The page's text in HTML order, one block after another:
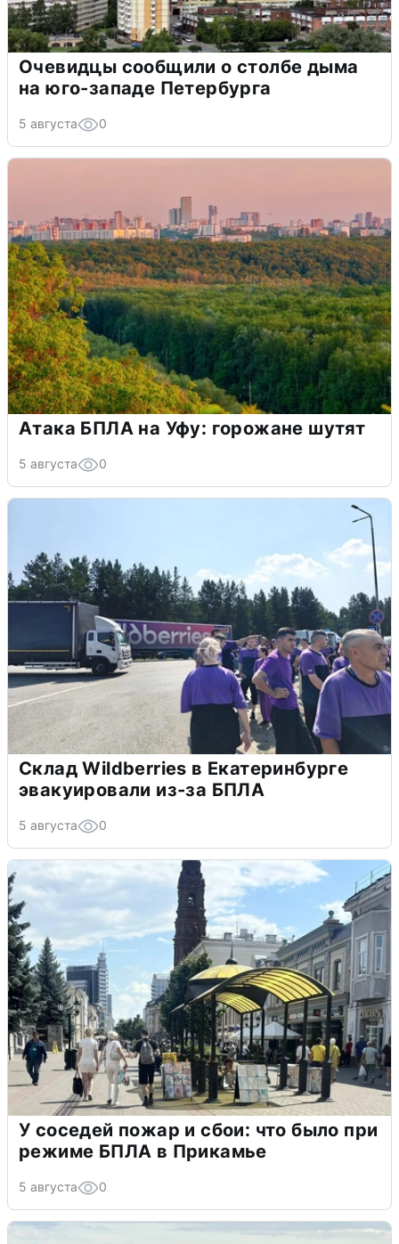
Очевидцы сообщили о столбе дыма
на юго-западе Петербурга
5 августа 0
Атака БПЛА на Уфу: горожане шутят
5 августа 0
Склад Wildberries в Екатеринбурге
эвакуировали из-за БПЛА
5 августа 0
У соседей пожар и сбои: что было при
режиме БПЛА в Прикамье
5 августа 0